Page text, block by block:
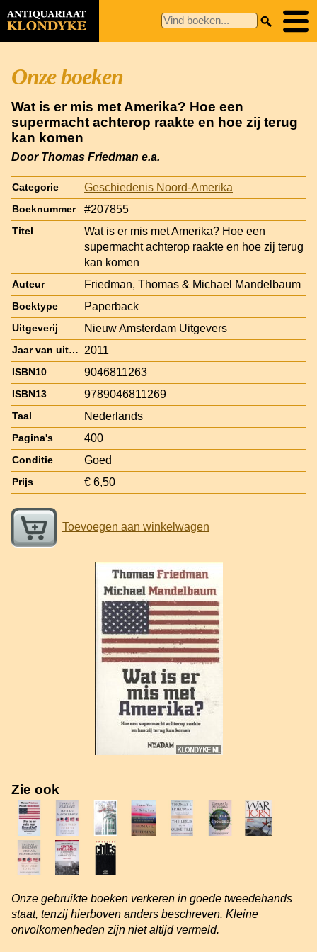
Onze boeken
Wat is er mis met Amerika? Hoe een
supermacht achterop raakte en hoe zij terug
kan komen
Door Thomas Friedman e.a.
Categorie Geschiedenis Noord-Amerika
Boeknummer #207855
Titel
Wat is er mis met Amerika? Hoe een
supermacht achterop raakte en hoe zij terug
kan komen
Auteur Friedman, Thomas & Michael Mandelbaum
Boektype Paperback
Uitgeverij Nieuw Amsterdam Uitgevers
Jaar van uitgave 2011
ISBN10 9046811263
ISBN13 9789046811269
Taal Nederlands
Pagina's 400
Conditie Goed
Prijs € 6,50
Toevoegen aan winkelwagen
Zie ook
Onze gebruikte boeken verkeren in goede tweedehands
staat, tenzij hierboven anders beschreven. Kleine
onvolkomenheden zijn niet altijd vermeld.